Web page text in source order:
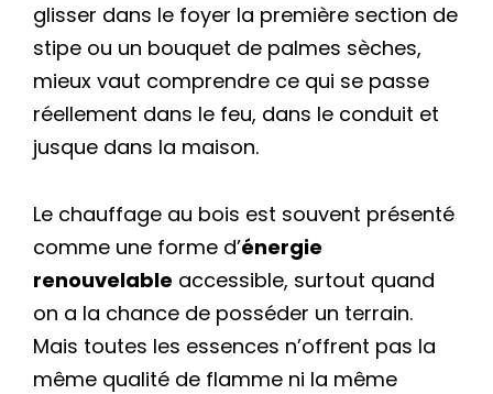
glisser dans le foyer la première section de
stipe ou un bouquet de palmes sèches,
mieux vaut comprendre ce qui se passe
réellement dans le feu, dans le conduit et
jusque dans la maison.
Le chauffage au bois est souvent présenté
comme une forme d’énergie
renouvelable accessible, surtout quand
on a la chance de posséder un terrain.
Mais toutes les essences n’offrent pas la
même qualité de flamme ni la même